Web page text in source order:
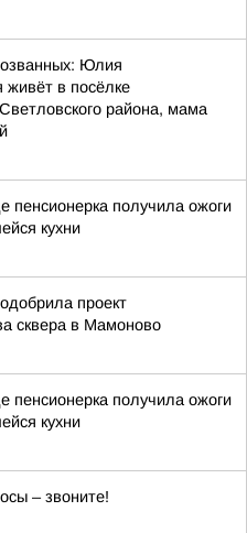
Юлия
живёт в посёлке
района, мама
пенсионерка получила ожоги
кухни
проект
сквера в Мамоново
пенсионерка получила ожоги
кухни
– звоните!